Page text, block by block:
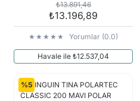
₺13.891,46
₺13.196,89
Yorumlar (0.0)
Havale ile ₺12.537,04
%5